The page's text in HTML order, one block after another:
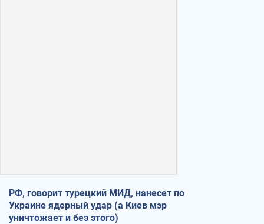
РФ, говорит турецкий МИД, нанесет по
Украине ядерный удар (а Киев мэр
уничтожает и без этого)